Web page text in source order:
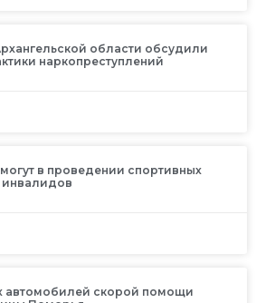
области обсудили
наркопреступлений
в проведении спортивных
автомобилей скорой помощи